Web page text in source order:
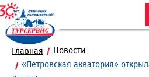
Главная
Новости
«Петровская акватория»